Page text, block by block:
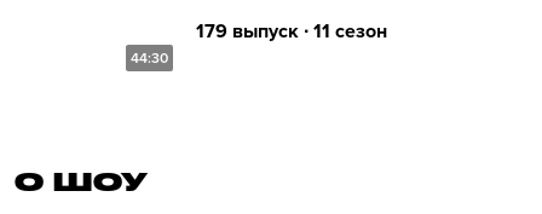
44:30
179 выпуск ∙ 11 сезон
О ШОУ